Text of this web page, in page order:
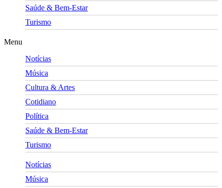
Saúde & Bem-Estar
Turismo
Menu
Notícias
Música
Cultura & Artes
Cotidiano
Política
Saúde & Bem-Estar
Turismo
Notícias
Música